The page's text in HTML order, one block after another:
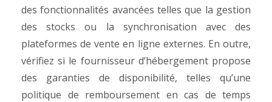
des fonctionnalités avancées telles que la gestion
des stocks ou la synchronisation avec des
plateformes de vente en ligne externes. En outre,
vérifiez si le fournisseur d’hébergement propose
des garanties de disponibilité, telles qu’une
politique de remboursement en cas de temps